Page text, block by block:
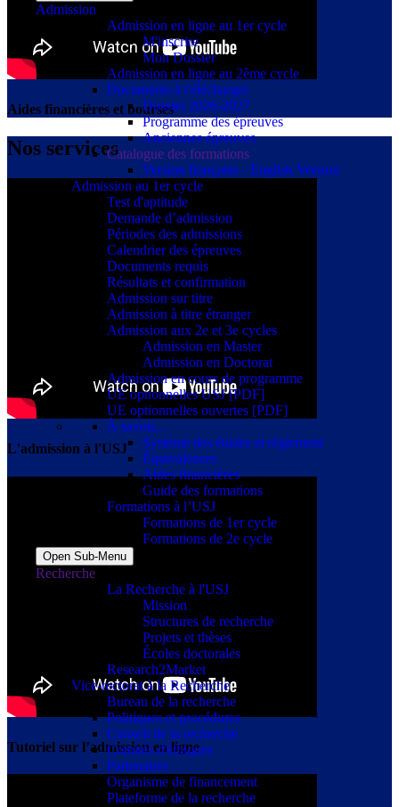
Admission
Admission en ligne au 1er cycle
M'inscrire
Mon Dossier
Admission en ligne au 2ème cycle
Documents à t'élécharger
Dossier 2026-2027
Programme des épreuves
Anciennes épreuves
Catalogue des formations
Version française - English Version
Admission au 1er cycle
Test d'aptitude
Demande d’admission
Périodes des admissions
Calendrier des épreuves
Documents requis
Résultats et confirmation
Admission sur titre
Admission à titre étranger
Admission aux 2e et 3e cycles
Admission en Master
Admission en Doctorat
Admission en cours de programme
UE optionnelles USJ [PDF]
UE optionnelles ouvertes [PDF]
À savoir...
Système des études et règlement
Équivalences
Aides financières
Guide des formations
Formations à l’USJ
Formations de 1er cycle
Formations de 2e cycle
Open Sub-Menu
Recherche
La Recherche à l'USJ
Mission
Structures de recherche
Projets et thèses
Écoles doctorales
Research2Market
Vice-rectorat à la Recherche
Bureau de la recherche
Politiques et procédures
Conseil de la recherche
Comités d'éthiques
Partenaires
Organisme de financement
Plateforme de la recherche
Aides financières et bourses
Nos services
L'admission à l'USJ
Tutoriel sur l’admission en ligne